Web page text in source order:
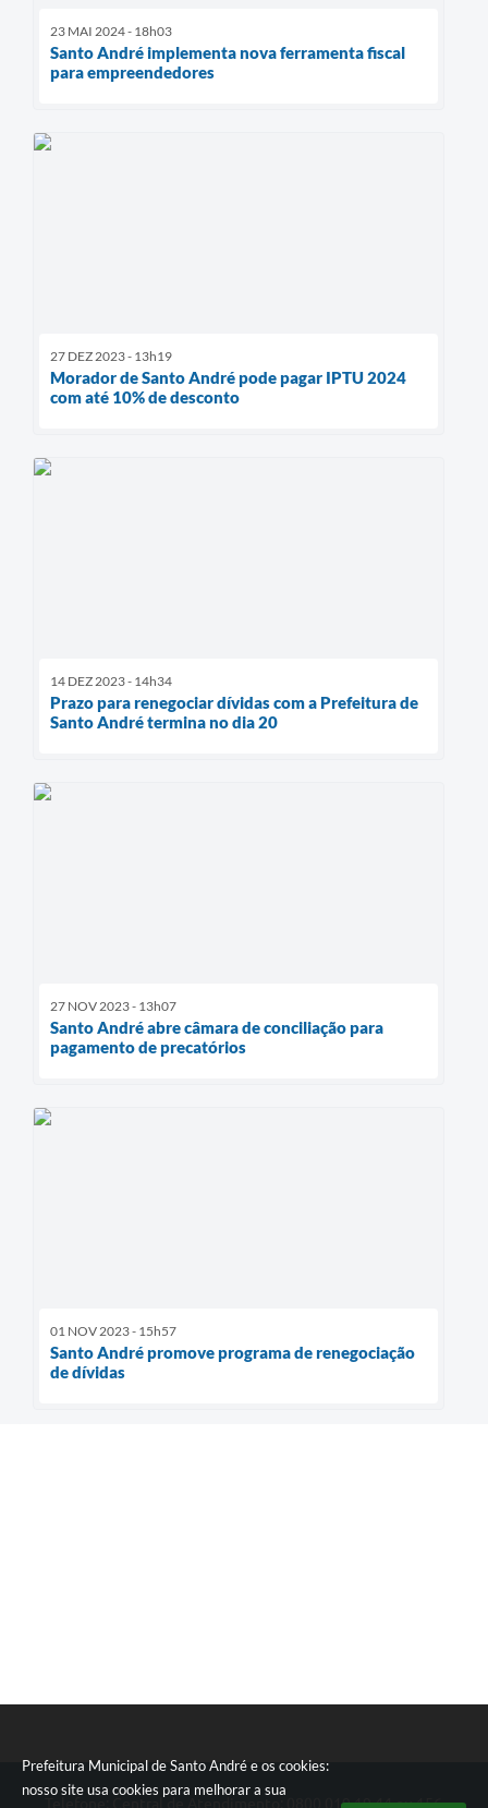
Prefeitura Municipal de Santo André e os cookies:
nosso site usa cookies para melhorar a sua
23 MAI 2024 - 18h03
Santo André implementa nova ferramenta fiscal
para empreendedores
27 DEZ 2023 - 13h19
Morador de Santo André pode pagar IPTU 2024
com até 10% de desconto
14 DEZ 2023 - 14h34
Prazo para renegociar dívidas com a Prefeitura de
Santo André termina no dia 20
27 NOV 2023 - 13h07
Santo André abre câmara de conciliação para
pagamento de precatórios
01 NOV 2023 - 15h57
Santo André promove programa de renegociação
de dívidas
Telefone: Central de Atendimento: 0800 019 19 44 ou 156